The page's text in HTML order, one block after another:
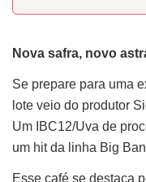
Nova safra, novo
Se prepare para uma
lote veio do produtor
Um IBC12/Uva de
um hit da linha Big
Esse café se destaca